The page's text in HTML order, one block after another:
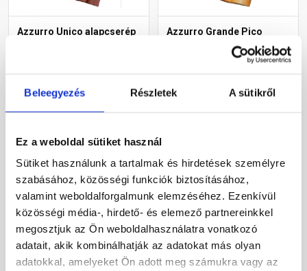
Beleegyezés Részletek A sütikről
Ez a weboldal sütiket használ
Sütiket használunk a tartalmak és hirdetések személyre
szabásához, közösségi funkciók biztosításához,
valamint weboldalforgalmunk elemzéséhez. Ezenkívül
közösségi média-, hirdető- és elemező partnereinkkel
megosztjuk az Ön weboldalhasználatra vonatkozó
adatait, akik kombinálhatják az adatokat más olyan
adatokkal, amelyeket Ön adott meg számukra vagy az
Azzurro Unico alapcserép
Megnézem
Azzurro Grande Pico
alapcserép provence
Megnézem